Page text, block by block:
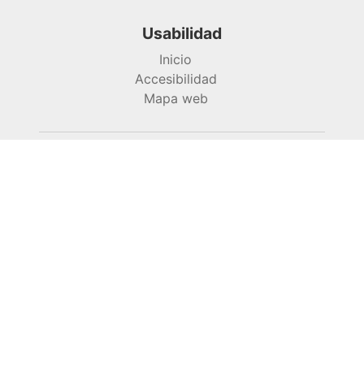
Usabilidad
Inicio
Accesibilidad
Mapa web